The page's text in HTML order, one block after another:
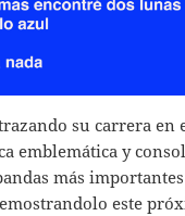
su carrera en
emblemática y
más
este